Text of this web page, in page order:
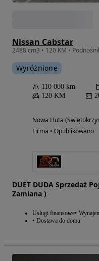
Nissan Cabstar
Wyróżnione
110 000 km
120 KM
Nowa Huta
Firma • Opublikowano
DUET DUDA Sprzedaż
Zamiana )
Usługi finansowe
Dostawa do domu